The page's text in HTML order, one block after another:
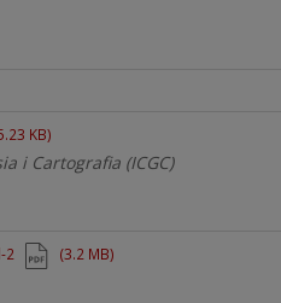
KB)
i Cartografia (ICGC)
2 (3.2 MB)